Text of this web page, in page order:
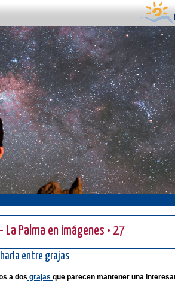
La Palma en imágenes • 27
entre grajas
a dos grajas que parecen mantener una